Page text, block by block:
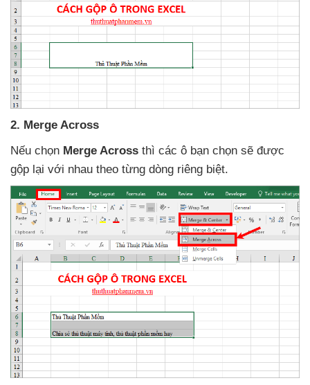
2. Merge Across
Nếu chọn Merge Across thì các ô bạn chọn sẽ được
gộp lại với nhau theo từng dòng riêng biệt.